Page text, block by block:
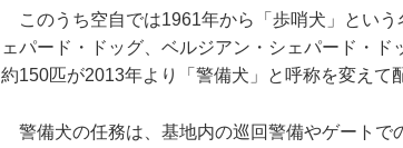
このうち空自では1961年から「歩哨犬」とい
ェパード・ドッグ、ベルジアン・シェパード・ド
約150匹が2013年より「警備犬」と呼称を変えて
警備犬の任務は、基地内の巡回警備やゲートで